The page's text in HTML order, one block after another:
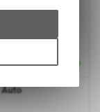
Auto
und
Gerät,